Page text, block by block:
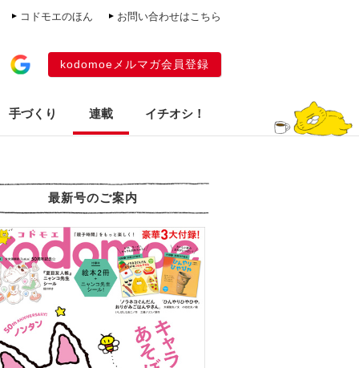
コドモエのほん お問い合わせはこちら
kodomoeメルマガ会員登録
手づくり 連載 イチオシ！
最新号のご案内